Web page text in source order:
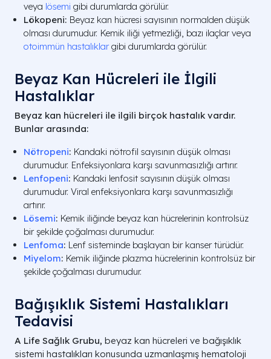
veya lösemi gibi durumlarda görülür.
Lökopeni: Beyaz kan hücresi sayısının normalden düşük
olması durumudur. Kemik iliği yetmezliği, bazı ilaçlar veya
otoimmün hastalıklargibi durumlarda görülür.
Beyaz Kan Hücreleri ile İlgili
Hastalıklar
Beyaz kan hücreleri ile ilgili birçok hastalık vardır.
Bunlar arasında:
Nötropeni: Kandaki nötrofil sayısının düşük olması
durumudur. Enfeksiyonlara karşı savunmasızlığı artırır.
Lenfopeni: Kandaki lenfosit sayısının düşük olması
durumudur. Viral enfeksiyonlara karşı savunmasızlığı
artırır.
Lösemi: Kemik iliğinde beyaz kan hücrelerinin kontrolsüz
bir şekilde çoğalması durumudur.
Lenfoma: Lenf sisteminde başlayan bir kanser türüdür.
Miyelom: Kemik iliğinde plazma hücrelerinin kontrolsüz bir
şekilde çoğalması durumudur.
Bağışıklık Sistemi Hastalıkları
Tedavisi
A Life Sağlık Grubu, beyaz kan hücreleri ve bağışıklık
sistemi hastalıkları konusunda uzmanlaşmış hematoloji